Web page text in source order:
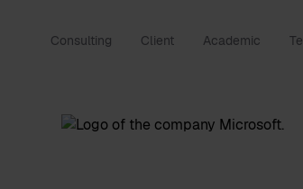
Consulting Client Academic